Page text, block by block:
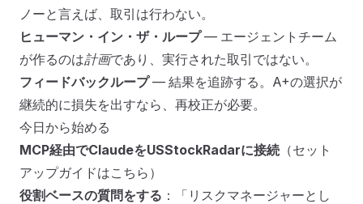
ノーと言えば、取引は行わない。
ヒューマン・イン・ザ・ループ— エージェントチーム
が作るのは計画であり、実行された取引ではない。
フィードバックループ— 結果を追跡する。A+の選択が
継続的に損失を出すなら、再校正が必要。
今日から始める
MCP経由でClaudeをUSStockRadarに接続 （セット
アップガイドはこちら ）
役割ベースの質問をする ：「リスクマネージャーとし